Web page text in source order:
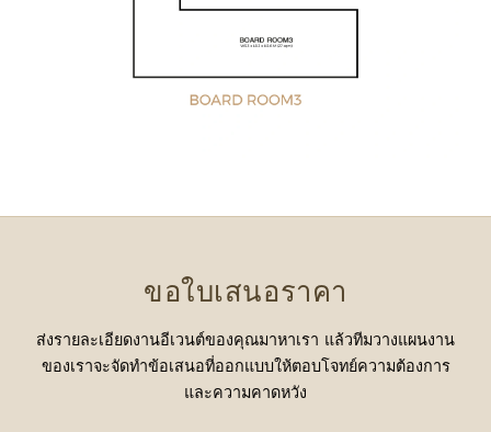
ขอใบเสนอราคา
ส่งรายละเอียดงานอีเวนต์ของคุณมาหาเรา แล้วทีมวางแผนงาน
ของเราจะจัดทำข้อเสนอที่ออกแบบให้ตอบโจทย์ความต้องการ
และความคาดหวัง